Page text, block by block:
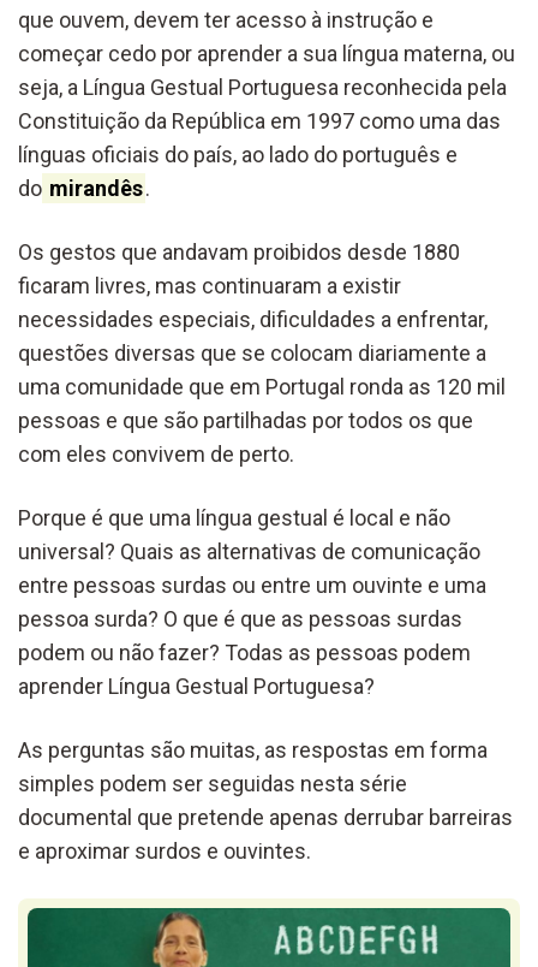
que ouvem, devem ter acesso à instrução e
começar cedo por aprender a sua língua materna, ou
seja, a Língua Gestual Portuguesa reconhecida pela
Constituição da República em 1997 como uma das
línguas oficiais do país, ao lado do português e
do mirandês.
Os gestos que andavam proibidos desde 1880
ficaram livres, mas continuaram a existir
necessidades especiais, dificuldades a enfrentar,
questões diversas que se colocam diariamente a
uma comunidade que em Portugal ronda as 120 mil
pessoas e que são partilhadas por todos os que
com eles convivem de perto.
Porque é que uma língua gestual é local e não
universal? Quais as alternativas de comunicação
entre pessoas surdas ou entre um ouvinte e uma
pessoa surda? O que é que as pessoas surdas
podem ou não fazer? Todas as pessoas podem
aprender Língua Gestual Portuguesa?
As perguntas são muitas, as respostas em forma
simples podem ser seguidas nesta série
documental que pretende apenas derrubar barreiras
e aproximar surdos e ouvintes.